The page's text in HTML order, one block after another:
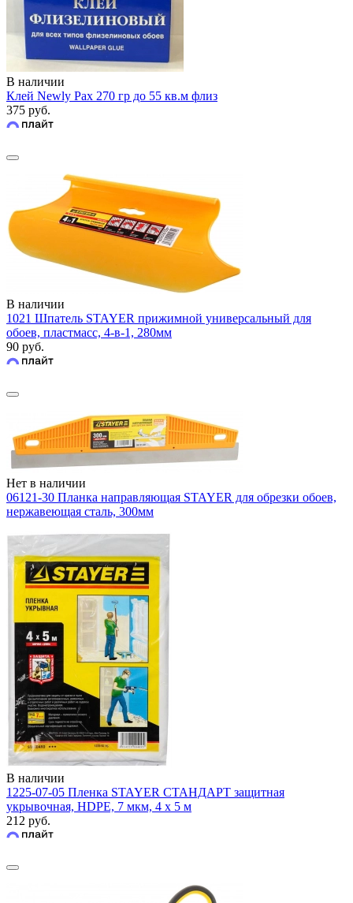
В наличии
Клей Newly Pax 270 гр до 55 кв.м флиз
375 руб.
В наличии
1021 Шпатель STAYER прижимной универсальный для
обоев, пластмасс, 4-в-1, 280мм
90 руб.
Нет в наличии
06121-30 Планка направляющая STAYER для обрезки обоев,
нержавеющая сталь, 300мм
В наличии
1225-07-05 Пленка STAYER СТАНДАРТ защитная
укрывочная, HDPE, 7 мкм, 4 х 5 м
212 руб.